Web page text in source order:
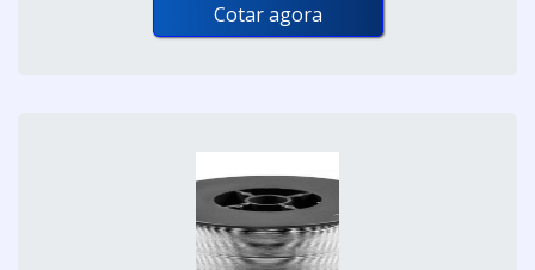
Cotar agora